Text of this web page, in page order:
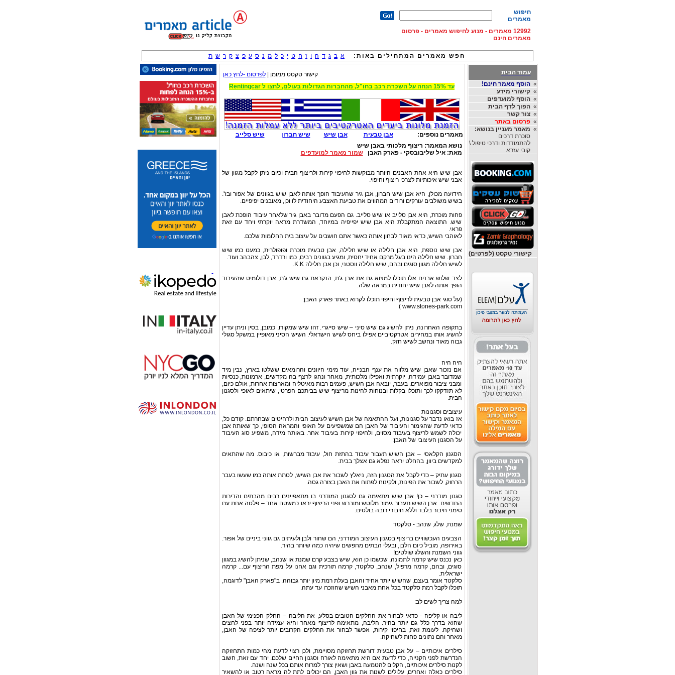
חיפוש
מאמרים
12992 מאמרים - מנוע לחיפוש מאמרים - פרסום
מאמרים חינם
חפש מאמרים המתחילים באות: א ב ג ד ה ו ז ח ט י כ ל מ נ ס ע פ צ ק ר ש ת
עמוד הבית
»הוסף מאמר חינם!
»קישורי מידע
»הוסף למועדפים
»הפוך לדף הבית
»צור קשר
»פרסום באתר
» מאמר מעניין בנושא:
סוכרת דרכים
להתמודדות ודרכי טיפול \
קובי עזרא
קישורי טקסט (לפרטים)
קישור טקסט ממומן |לפרסום -לחץ כאן
עד 15% הנחה על השכרת רכב בחו"ל, מהחברות הגדולות בעולם, לחצו ל Rentingcar
מאמרים נוספים: אבן טבעית אבן שיש שיש חברון
שיש סלייב
נושא המאמר: ריצוף מלכותי באבן שיש
מאת:איל שליבובסקי - פארק האבןשמור מאמר למועדפים
אבן שיש היא אחת האבנים היותר מבוקשות לחיפוי קירות ולריצוף הבית וכיום ניתן לקבל מגוון של
אבני שיש איכותיות לצרכי ריצוף וחיפוי.
הידועה מכולן, היא אבן שיש חברון, אבן גיר שהעיבוד הופך אותה לאבן שיש בגוונים של אפור ובז'.
בשיש משולבים עורקים ורודים המהווים את טביעת האצבע היחודית לו וכן, מאובנים יפיפיים.
פחות מוכרת, היא אבן סלייב או שיש סלייב. גם הפעם מדובר באבן גיר שלאחר עיבוד הופכת לאבן
שיש. התוצאה המתקבלת היא אבן שיש יפייפיה במיוחד, המשדרת מראה יוקרתי ויחד עם זאת
פראי.
לאוהבי השיש, כדאי מאוד לבחון אותה כאשר אתם חושבים על עיצוב בית החלומות שלכם.
אבן שיש נוספת, היא אבן חלילה או שיש חלילה, אבן טבעית מוכרת ופופולרית, כמעט כמו שיש
חברון. שיש חלילה הינו בעל מרקם אחיד יחסית, ומגיע בגוונים רבים, כמו ורדרד, לבן, צהבהב ועוד.
לשיש חלילה מגוון סוגים ובהם, שיש חלילה ווסטני, וכן אבן חלילה K.K.
לצד שלוש אבנים אלו תוכלו למצוא גם את אבן ג'ת, הנקראת גם שיש ג'ת, אבן דולומיט שהעיבוד
הופך אותה לאבן שיש יחודית במראה שלה.
(על סוגי אבן טבעית לריצוף וחיפוי תוכלו לקרוא באתר פארק האבן:
www.stones-park.com )
בתקופה האחרונה, ניתן להשיג גם שיש סיני – שיש סייגרי. זהו שיש שמקורו, כמובן, בסין וניתן עדיין
להשיג אותו במחירים אטרקטיביים אפילו ביחס לשיש הישראלי. השיש הסיני מאופיין במשקל סגולי
גבוה מאוד ונחשב לשיש חזק.
היה היה
אם נזכור שאבן שיש מלווה את ענף הבנייה, עוד מימי היוונים והרומאים ששלטו בארץ, נבין מיד
שמדובר באבן עמידה, יוקרתית ואפילו מלכותית, מאחר ונהגו לרצף בה מקדשים, ארמונות, כנסיות
ומבני ציבור מפוארים. בעבר, יובאה אבן השיש, פעמים רבות מאיטליה ומארצות אחרות, אולם כיום,
לא תזדקקו לכך ותוכלו בקלות ובנוחות להינות מריצוף שיש בביתכם הפרטי, שיתאים לאופי ולסגנון
הבית.
עיצובים וסגנונות
אז בואו נדבר על סגנונות, ועל ההתאמה של אבן השיש לעיצוב הבית ולרהיטים שבחרתם. קודם כל,
כדאי לדעת שהגימור והעיבוד של האבן הם שמשפיעים על האופי והמראה הסופי, כך שאותה אבן
יכולה לשמש לריצוף בעיבוד מסוים, ולחיפוי קירות בעיבוד אחר. באותה מידה, משפיע סוג העיבוד
על הסגנון העיצובי של האבן:
הסגנון הקלאסי – אבן השיש תעבור עיבוד בהתזת חול, עיבוד מברשות, או כיבוס. מה שהתאים
למקדשים ביוון, בהחלט יראה נפלא גם אצלך בבית.
סגנון עתיק – כדי לקבל את הסגנון הזה, ניאלץ לשבור את אבן השיש, לסתת אותה כמו שעשו בעבר
הרחוק, לשבור את הפינות, ולקינוח לפתוח את האבן בצורה גסה.
סגנון מודרני – כן! אבן שיש מתאימה גם לסגנון המודרני בו מתאפיינים רבים מהבתים והדירות
החדשים. אבן השיש תעבור גימור מלוטש ומוברש ופני הריצוף יראו כמשטח אחד – פלטה אחת עם
סימני חיבור בלבד וללא חיבורי רובה בולטים.
שמנת, שלג, שנהב - סלקטד
הצבעים העכשוויים בריצוף בסגנון העיצוב המודרני, הם שחור ולבן ולעיתים גם גווני ביניים של אפור.
באירופה, מוביל כיום הלבן, ובעלי הבתים מחפשים שיהיה כמה שיותר בהיר.
גווני השמנת והשלג שולטים!
כאן נכנס שיש קרמה לתמונה, שכשמו כן הוא, שיש בצבע קרם שמנת או שנהב, שניתן להשיג במגוון
סוגים, ובהם, קרמה מרפיל, שנהב, סלקטד, קרמה תורכית וגם אחנו על מפת הריצוף עם... קרמה
ישראלית.
סלקטד אומר בעצם, שהשיש יותר אחיד והאבן בעלת רמת מיון יותר גבוהה. ב"פארק האבן" לדוגמה,
תוכלו לקבל רמת סלקטד בכל אחת מאבני השיש שהוזכרו עד עתה.
למה צריך לשים לב:
ליבה או קליפה - כדאי לבחור את החלקים הטובים בסלע, את הליבה – החלק הפנימי של האבן
שהוא בדרך כלל גם יותר בהיר. הליבה, מתאימה לריצוף מאחר והיא עמידה יותר בפני לחצים
ושחיקה. לעומת זאת, בחיפוי קירות, אפשר לבחור את החלקים הקרובים יותר לציפה של האבן,
מאחר והם נתונים פחות לשחיקה.
סילרים איכותיים – על אבן טבעית דורשת תחזוקה מסויימת, ולכן רצוי לדעת מהי כמות התחזוקה
הנדרשת לפני הקנייה, כדי לדעת אם היא מתאימה לאורח וסגנון החיים שלכם. יחד עם זאת, חשוב
לקנות סילרים איכותיים, הקלים להטמעה באבן ושאין צורך למרוח אותם בכל שנה ושנה.
סילרים כאלה ואחרים, עלולים לשנות את גוון האבן, הם יכולים לתת לה מראה רטוב או להשאיר